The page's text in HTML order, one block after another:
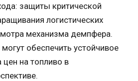
защиты критической
логистических
механизма демпфера.
обеспечить устойчивое
на топливо в